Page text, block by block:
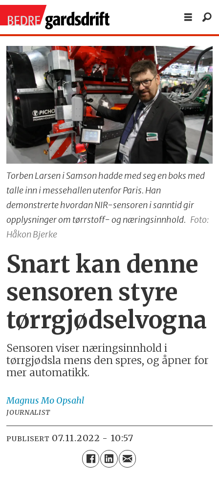
Torben Larsen i Samson hadde med seg en boks med
talle inn i messehallen utenfor Paris. Han
demonstrerte hvordan NIR-sensoren i sanntid gir
opplysninger om tørrstoff- og næringsinnhold. Foto:
Håkon Bjerke
Snart kan denne
sensoren styre
tørrgjødselvogna
Sensoren viser næringsinnhold i
tørrgjødsla mens den spres, og åpner for
mer automatikk.
Magnus Mo Opsahl
JOURNALIST
PUBLISERT 07.11.2022 - 10:57